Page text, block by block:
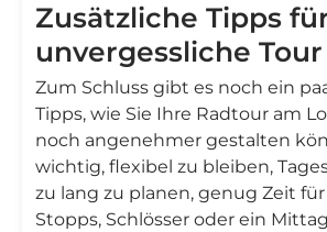
Zusätzliche Tipps
unvergessliche Tour
Zum Schluss gibt es noch ein
Tipps, wie Sie Ihre Radtour am
noch angenehmer gestalten
wichtig, flexibel zu bleiben,
zu lang zu planen, genug Zeit
Stopps, Schlösser oder ein